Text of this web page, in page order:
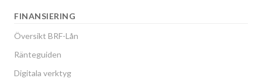
FINANSIERING
Översikt BRF-Lån
Ränteguiden
Digitala verktyg